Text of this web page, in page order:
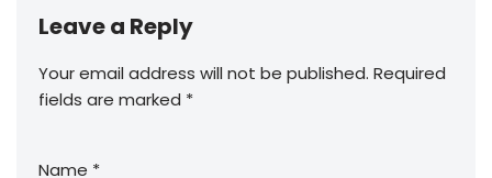
Leave a Reply
Your email address will not be published. Required
fields are marked *
Name *